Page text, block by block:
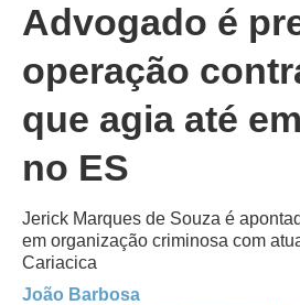
Advogado é
operação
que agia até
no ES
Jerick Marques de Souza é
em organização criminosa com
Cariacica
João Barbosa